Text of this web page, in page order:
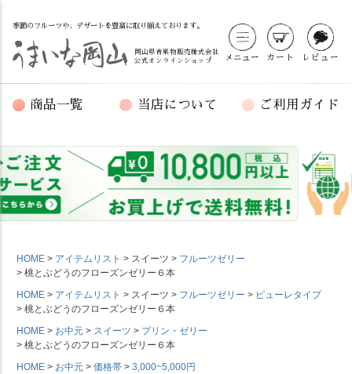
季節のフルーツや、デザートを豊富に取り揃えております。
岡山県青果物販売株式会社
公式オンラインショップ
メニュー カート レビュー
商品一覧 当店について ご利用ガイド
HOME アイテムリスト スイーツ
フルーツゼリー
桃とぶどうのフローズンゼリー６本
HOME
アイテムリスト スイーツ フルーツゼリー
ピューレタイプ
桃とぶどうのフローズンゼリー６本
HOME
お中元 スイーツ
プリン・ゼリー
桃とぶどうのフローズンゼリー６本
HOME
お中元 価格帯
3,000~5,000円